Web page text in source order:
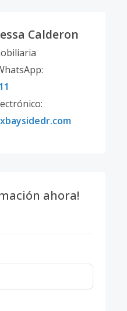
Calderon
ahora!